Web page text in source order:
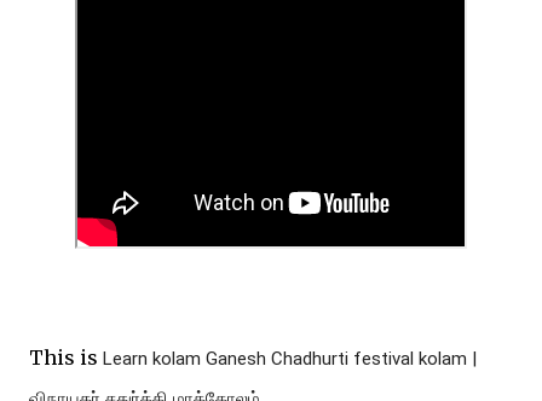
This is Learn kolam Ganesh Chadhurti festival kolam |